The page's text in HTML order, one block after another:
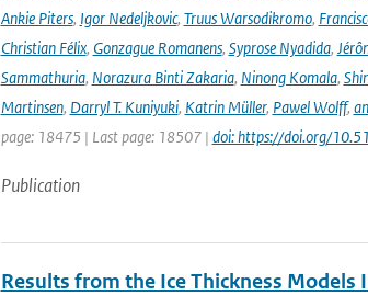
Ankie Piters, Igor Nedeljkovic, Truus Warsodikromo,
Christian Félix, Gonzague Romanens, Syprose Nyadida,
Sammathuria, Norazura Binti Zakaria, Ninong Komala,
Martinsen, Darryl T. Kuniyuki, Katrin Müller, Pawel Wolff,
page: 18475 | Last page: 18507 | doi: https://doi.org/
Publication
Results from the Ice Thickness